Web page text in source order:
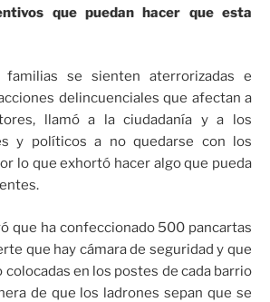
que puedan hacer que esta
se sienten aterrorizadas e
delincuenciales que afectan a
llamó a la ciudadanía y a los
y políticos a no quedarse con los
lo que exhortó hacer algo que pueda
que ha confeccionado 500 pancartas
que hay cámara de seguridad y que
en los postes de cada barrio
de que los ladrones sepan que se